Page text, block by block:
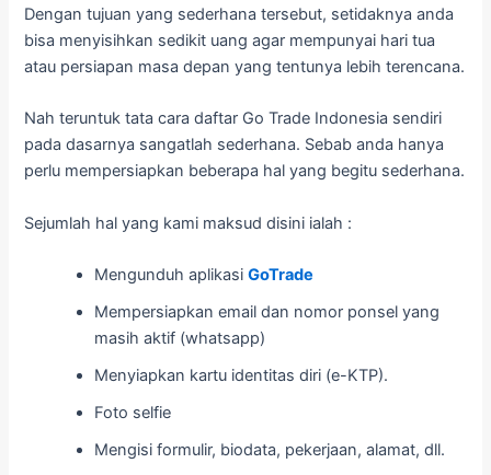
Dengan tujuan yang sederhana tersebut, setidaknya anda
bisa menyisihkan sedikit uang agar mempunyai hari tua
atau persiapan masa depan yang tentunya lebih terencana.
Nah teruntuk tata cara daftar Go Trade Indonesia sendiri
pada dasarnya sangatlah sederhana. Sebab anda hanya
perlu mempersiapkan beberapa hal yang begitu sederhana.
Sejumlah hal yang kami maksud disini ialah :
Mengunduh aplikasiGoTrade
Mempersiapkan email dan nomor ponsel yang
masih aktif (whatsapp)
Menyiapkan kartu identitas diri (e-KTP).
Foto selfie
Mengisi formulir, biodata, pekerjaan, alamat, dll.